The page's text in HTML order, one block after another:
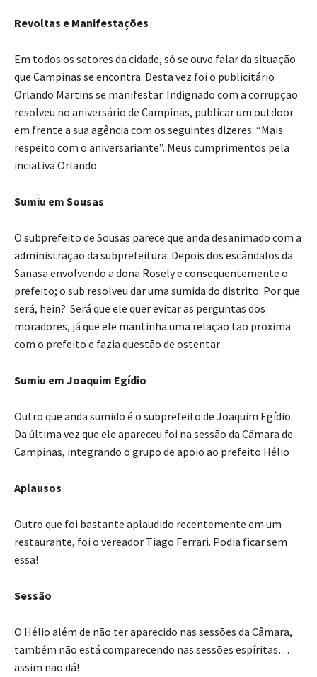
Revoltas e Manifestações
Em todos os setores da cidade, só se ouve falar da situação
que Campinas se encontra. Desta vez foi o publicitário
Orlando Martins se manifestar. Indignado com a corrupção
resolveu no aniversário de Campinas, publicar um outdoor
em frente a sua agência com os seguintes dizeres: “Mais
respeito com o aniversariante”. Meus cumprimentos pela
inciativa Orlando
Sumiu em Sousas
O subprefeito de Sousas parece que anda desanimado com a
administração da subprefeitura. Depois dos escândalos da
Sanasa envolvendo a dona Rosely e consequentemente o
prefeito; o sub resolveu dar uma sumida do distrito. Por que
será, hein? Será que ele quer evitar as perguntas dos
moradores, já que ele mantinha uma relação tão proxima
com o prefeito e fazia questão de ostentar
Sumiu em Joaquim Egídio
Outro que anda sumido é o subprefeito de Joaquim Egídio.
Da última vez que ele apareceu foi na sessão da Câmara de
Campinas, integrando o grupo de apoio ao prefeito Hélio
Aplausos
Outro que foi bastante aplaudido recentemente em um
restaurante, foi o vereador Tiago Ferrari. Podia ficar sem
essa!
Sessão
O Hélio além de não ter aparecido nas sessões da Câmara,
também não está comparecendo nas sessões espíritas…
assim não dá!